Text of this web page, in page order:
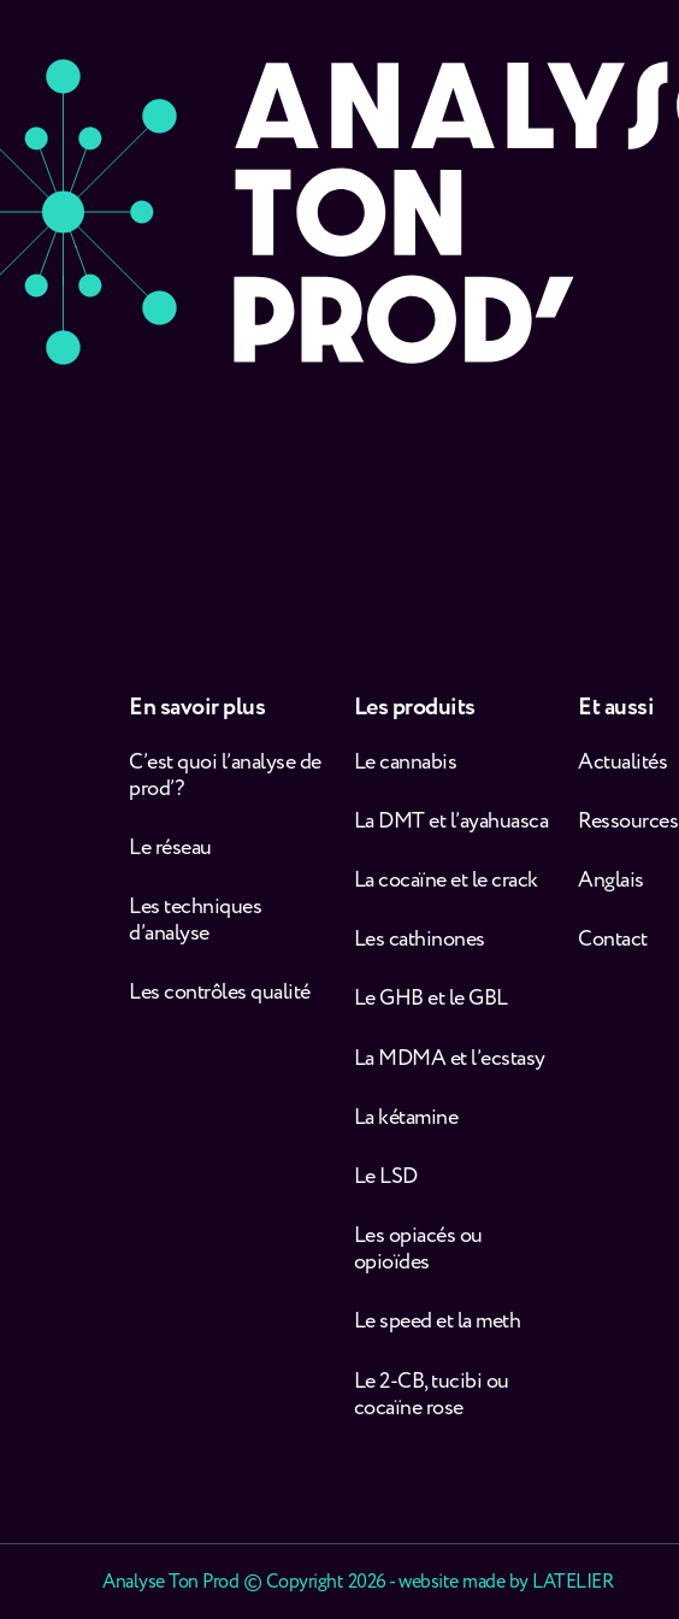
En savoir plus
C’est quoi l’analyse de
prod’ ?
Le réseau
Les techniques
d’analyse
Les contrôles qualité
Les produits
Le cannabis
La DMT et l’ayahuasca
La cocaïne et le crack
Les cathinones
Le GHB et le GBL
La MDMA et l’ecstasy
La kétamine
Le LSD
Les opiacés ou
opioïdes
Le speed et la meth
Le 2-CB, tucibi ou
cocaïne rose
Et aussi
Actualités
Ressources
Anglais
Contact
Analyse Ton Prod © Copyright 2026 - website made byLATELIER